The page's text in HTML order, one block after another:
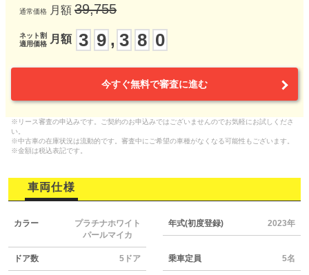
通常価格 月額 39,755
ネット割
適用価格
月額 3 9 , 3 8 0
今すぐ無料で審査に進む
※リース審査の申込みです。ご契約のお申込みではございませんのでお気軽にお試しくださ
い。
※中古車の在庫状況は流動的です。審査中にご希望の車種がなくなる可能性もございます。
※金額は税込表記です。
車両仕様
カラー
プラチナホワイト
パールマイカ
年式(初度登録) 2023年
ドア数 5ドア 乗車定員 5名